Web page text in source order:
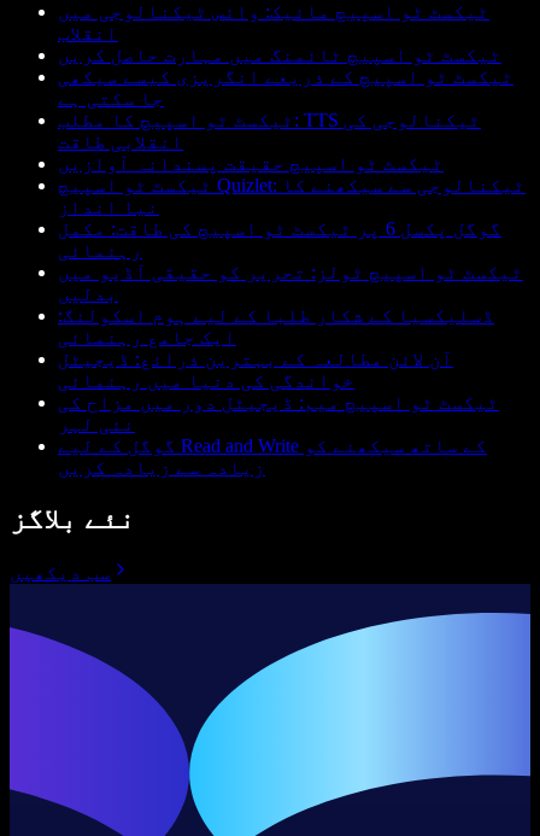
ٹیکسٹ ٹو اسپیچ مائیک: وائس ٹیکنالوجی میں
انقلاب
ٹیکسٹ ٹو اسپیچ ٹائمنگ میں مہارت حاصل کریں
ٹیکسٹ ٹو اسپیچ کے ذریعے انگریزی کیسے سیکھی
جا سکتی ہے
ٹیکسٹ ٹو اسپیچ کا مطلب: TTS ٹیکنالوجی کی
انقلابی طاقت
ٹیکسٹ ٹو اسپیچ حقیقت پسندانہ آوازیں
ٹیکسٹ ٹو اسپیچ Quizlet: ٹیکنالوجی سے سیکھنے کا
نیا انداز
گوگل پکسل 6 پر ٹیکسٹ ٹو اسپیچ کی طاقت: مکمل
رہنمائی
ٹیکسٹ ٹو اسپیچ ٹولز: تحریر کو حقیقی آڈیو میں
بدلیں
ڈسلیکسیا کے شکار طلبا کے لیے ہوم اسکولنگ:
ایک جامع رہنمائی
آن لائن مطالعہ کے بہترین ذرائع: ڈیجیٹل
خواندگی کی دنیا میں رہنمائی
ٹیکسٹ ٹو اسپیچ میم: ڈیجیٹل دور میں مزاح کی
نئی لہر
گوگل کے لیے Read and Write کے ساتھ سیکھنے کو
زیادہ سے زیادہ کریں
نئے بلاگز
سب دیکھیں